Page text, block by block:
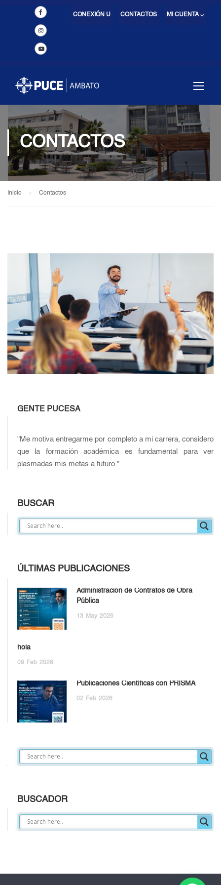
MI CUENTA ⌵
CONTACTOS
CONEXIÓN U
CONTACTOS
Inicio Contactos
GENTE PUCESA
"Me motiva entregarme por completo a mi carrera, considero
que la formación académica es fundamental para ver
plasmadas mis metas a futuro."
BUSCAR
ÚLTIMAS PUBLICACIONES
Administración de Contratos de Obra
Pública
13 May 2026
hola
09 Feb 2026
Publicaciones Científicas con PRISMA
02 Feb 2026
BUSCADOR